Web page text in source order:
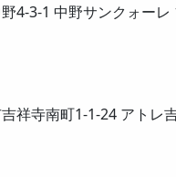
4-3-1 中野サンクォーレ
祥寺南町1-1-24 アトレ